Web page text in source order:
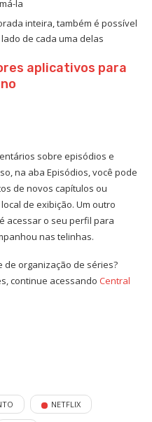
la
inteira, também é possível
de cada uma delas
aplicativos para
sobre episódios e
na aba Episódios, você pode
de novos capítulos ou
de exibição. Um outro
acessar o seu perfil para
nas telinhas.
de organização de séries?
continue acessando Central
NETFLIX